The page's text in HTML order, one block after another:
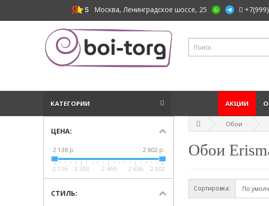
Москва, Ленинградское шоссе, 25
КАТЕГОРИИ АКЦИИ
ЦЕНА:
2 136 р. 2 802 р.
2 136 2 303 2 469 2 636 2 802
СТИЛЬ:
Обои
Обои
Сортировка: